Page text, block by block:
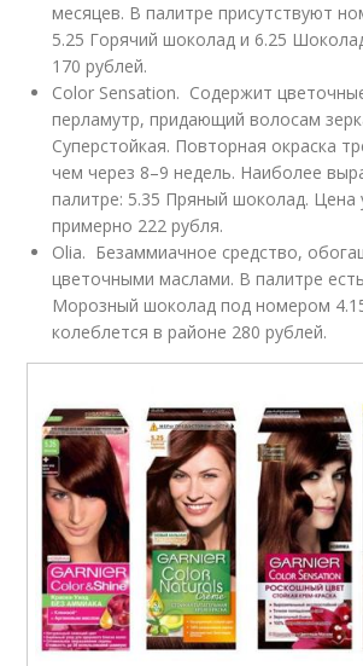
месяцев. В палитре присутствуют
5.25 Горячий шоколад и 6.25
170 рублей.
Color Sensation. Содержит
перламутр, придающий волосам
Суперстойкая. Повторная окраска
чем через 8–9 недель. Наиболее
палитре: 5.35 Пряный шоколад.
примерно 222 рубля.
Olia. Безаммиачное средство,
цветочными маслами. В палитре
Морозный шоколад под номером
колеблется в районе 280 рублей.